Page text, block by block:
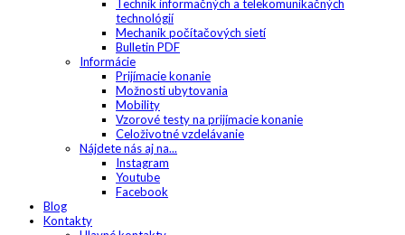
Technik informačných a telekomunikačných
technológií
Mechanik počítačových sietí
Bulletin PDF
Informácie
Prijímacie konanie
Možnosti ubytovania
Mobility
Vzorové testy na prijímacie konanie
Celoživotné vzdelávanie
Nájdete nás aj na...
Instagram
Youtube
Facebook
Blog
Kontakty